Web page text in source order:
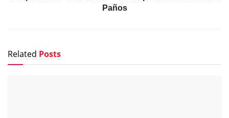
Paños
Related Posts